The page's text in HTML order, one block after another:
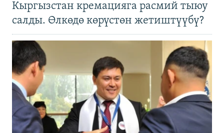
Кыргызстан кремацияга расмий тыюу
салды. Өлкөдө көрүстөн жетиштүүбү?